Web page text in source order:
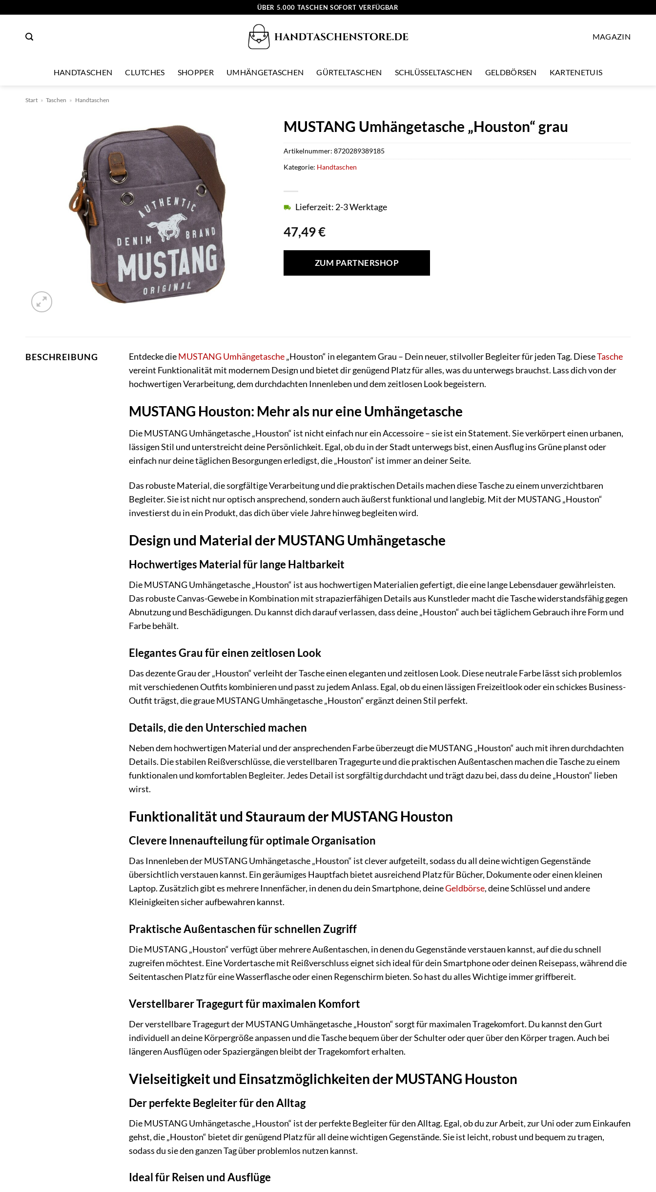
springen
ÜBER 5.000 TASCHEN SOFORT VERFÜGBAR
MAGAZIN
HANDTASCHEN CLUTCHES SHOPPER UMHÄNGETASCHEN GÜRTELTASCHEN SCHLÜSSELTASCHEN GELDBÖRSEN KARTENETUIS
Start » Taschen » Handtaschen
MUSTANG Umhängetasche „Houston“ grau
47,49€
Lieferzeit: 2-3 Werktage
ZUM PARTNERSHOP
Artikelnummer:8720289389185
Kategorie: Handtaschen
BESCHREIBUNG Entdecke dieMUSTANG Umhängetasche„Houston“ in elegantem Grau – Dein neuer, stilvoller Begleiter für jeden Tag. DieseTasche
vereint Funktionalität mit modernem Design und bietet dir genügend Platz für alles, was du unterwegs brauchst. Lass dich von der
hochwertigen Verarbeitung, dem durchdachten Innenleben und dem zeitlosen Look begeistern.
MUSTANG Houston: Mehr als nur eine Umhängetasche
Die MUSTANG Umhängetasche „Houston“ ist nicht einfach nur ein Accessoire – sie ist ein Statement. Sie verkörpert einen urbanen,
lässigen Stil und unterstreicht deine Persönlichkeit. Egal, ob du in der Stadt unterwegs bist, einen Ausflug ins Grüne planst oder
einfach nur deine täglichen Besorgungen erledigst, die „Houston“ ist immer an deiner Seite.
Das robuste Material, die sorgfältige Verarbeitung und die praktischen Details machen diese Tasche zu einem unverzichtbaren
Begleiter. Sie ist nicht nur optisch ansprechend, sondern auch äußerst funktional und langlebig. Mit der MUSTANG „Houston“
investierst du in ein Produkt, das dich über viele Jahre hinweg begleiten wird.
Design und Material der MUSTANG Umhängetasche
Hochwertiges Material für lange Haltbarkeit
Die MUSTANG Umhängetasche „Houston“ ist aus hochwertigen Materialien gefertigt, die eine lange Lebensdauer gewährleisten.
Das robuste Canvas-Gewebe in Kombination mit strapazierfähigen Details aus Kunstleder macht die Tasche widerstandsfähig gegen
Abnutzung und Beschädigungen. Du kannst dich darauf verlassen, dass deine „Houston“ auch bei täglichem Gebrauch ihre Form und
Farbe behält.
Elegantes Grau für einen zeitlosen Look
Das dezente Grau der „Houston“ verleiht der Tasche einen eleganten und zeitlosen Look. Diese neutrale Farbe lässt sich problemlos
mit verschiedenen Outfits kombinieren und passt zu jedem Anlass. Egal, ob du einen lässigen Freizeitlook oder ein schickes Business-
Outfit trägst, die graue MUSTANG Umhängetasche „Houston“ ergänzt deinen Stil perfekt.
Details, die den Unterschied machen
Neben dem hochwertigen Material und der ansprechenden Farbe überzeugt die MUSTANG „Houston“ auch mit ihren durchdachten
Details. Die stabilen Reißverschlüsse, die verstellbaren Tragegurte und die praktischen Außentaschen machen die Tasche zu einem
funktionalen und komfortablen Begleiter. Jedes Detail ist sorgfältig durchdacht und trägt dazu bei, dass du deine „Houston“ lieben
wirst.
Funktionalität und Stauraum der MUSTANG Houston
Clevere Innenaufteilung für optimale Organisation
Das Innenleben der MUSTANG Umhängetasche „Houston“ ist clever aufgeteilt, sodass du all deine wichtigen Gegenstände
übersichtlich verstauen kannst. Ein geräumiges Hauptfach bietet ausreichend Platz für Bücher, Dokumente oder einen kleinen
Laptop. Zusätzlich gibt es mehrere Innenfächer, in denen du dein Smartphone, deineGeldbörse, deine Schlüssel und andere
Kleinigkeiten sicher aufbewahren kannst.
Praktische Außentaschen für schnellen Zugriff
Die MUSTANG „Houston“ verfügt über mehrere Außentaschen, in denen du Gegenstände verstauen kannst, auf die du schnell
zugreifen möchtest. Eine Vordertasche mit Reißverschluss eignet sich ideal für dein Smartphone oder deinen Reisepass, während die
Seitentaschen Platz für eine Wasserflasche oder einen Regenschirm bieten. So hast du alles Wichtige immer griffbereit.
Verstellbarer Tragegurt für maximalen Komfort
Der verstellbare Tragegurt der MUSTANG Umhängetasche „Houston“ sorgt für maximalen Tragekomfort. Du kannst den Gurt
individuell an deine Körpergröße anpassen und die Tasche bequem über der Schulter oder quer über den Körper tragen. Auch bei
längeren Ausflügen oder Spaziergängen bleibt der Tragekomfort erhalten.
Vielseitigkeit und Einsatzmöglichkeiten der MUSTANG Houston
Der perfekte Begleiter für den Alltag
Die MUSTANG Umhängetasche „Houston“ ist der perfekte Begleiter für den Alltag. Egal, ob du zur Arbeit, zur Uni oder zum Einkaufen
gehst, die „Houston“ bietet dir genügend Platz für all deine wichtigen Gegenstände. Sie ist leicht, robust und bequem zu tragen,
sodass du sie den ganzen Tag über problemlos nutzen kannst.
Ideal für Reisen und Ausflüge